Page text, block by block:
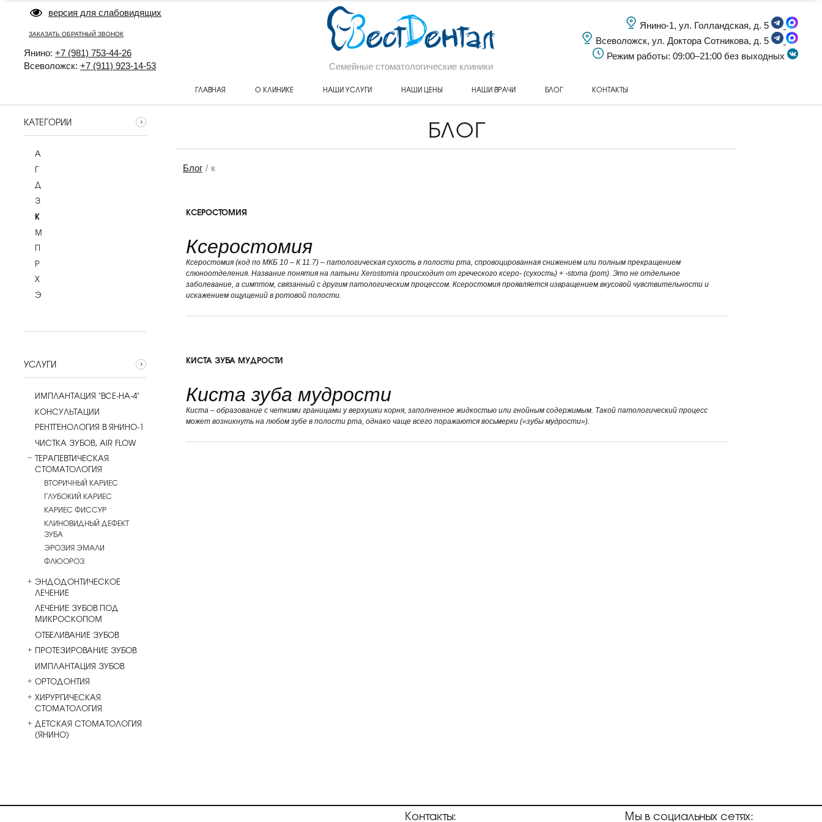
версия для слабовидящих
ЗАКАЗАТЬ ОБРАТНЫЙ ЗВОНОК
Янино: +7 (981) 753-44-26
Всеволожск: +7 (911) 923-14-53 Семейные стоматологические клиники
Янино-1, ул. Голландская, д. 5
Всеволожск, ул. Доктора Сотникова, д. 5
Режим работы: 09:00–21:00 без выходных
ГЛАВНАЯ О КЛИНИКЕ НАШИ УСЛУГИ НАШИ ЦЕНЫ НАШИ ВРАЧИ БЛОГ КОНТАКТЫ
КАТЕГОРИИ
А
Г
Д
З
К
М
П
Р
Х
Э
УСЛУГИ
ИМПЛАНТАЦИЯ "ВСЕ-НА-4"
КОНСУЛЬТАЦИИ
РЕНТГЕНОЛОГИЯ В ЯНИНО-1
ЧИСТКА ЗУБОВ, AIR FLOW
ТЕРАПЕВТИЧЕСКАЯ
СТОМАТОЛОГИЯ
ВТОРИЧНЫЙ КАРИЕС
ГЛУБОКИЙ КАРИЕС
КАРИЕС ФИССУР
КЛИНОВИДНЫЙ ДЕФЕКТ
ЗУБА
ЭРОЗИЯ ЭМАЛИ
ФЛЮОРОЗ
ЭНДОДОНТИЧЕСКОЕ
ЛЕЧЕНИЕ
ЛЕЧЕНИЕ ЗУБОВ ПОД
МИКРОСКОПОМ
ОТБЕЛИВАНИЕ ЗУБОВ
ПРОТЕЗИРОВАНИЕ ЗУБОВ
ИМПЛАНТАЦИЯ ЗУБОВ
ОРТОДОНТИЯ
ХИРУРГИЧЕСКАЯ
СТОМАТОЛОГИЯ
ДЕТСКАЯ СТОМАТОЛОГИЯ
(ЯНИНО)
БЛОГ
Блог к
КСЕРОСТОМИЯ
Ксеростомия
Ксеростомия (код по МКБ 10 – К 11.7) – патологическая сухость в полости рта, спровоцированная снижением или полным прекращением
слюноотделения. Название понятия на латыни Xerostomia происходит от греческого ксеро- (сухость) + -stoma (рот). Это не отдельное
заболевание, а симптом, связанный с другим патологическим процессом. Ксеростомия проявляется извращением вкусовой чувствительности и
искажением ощущений в ротовой полости.
КИСТА ЗУБА МУДРОСТИ
Киста зуба мудрости
Киста – образование с четкими границами у верхушки корня, заполненное жидкостью или гнойным содержимым. Такой патологический процесс
может возникнуть на любом зубе в полости рта, однако чаще всего поражаются восьмерки («зубы мудрости»).
Контакты: Мы в социальных сетях: